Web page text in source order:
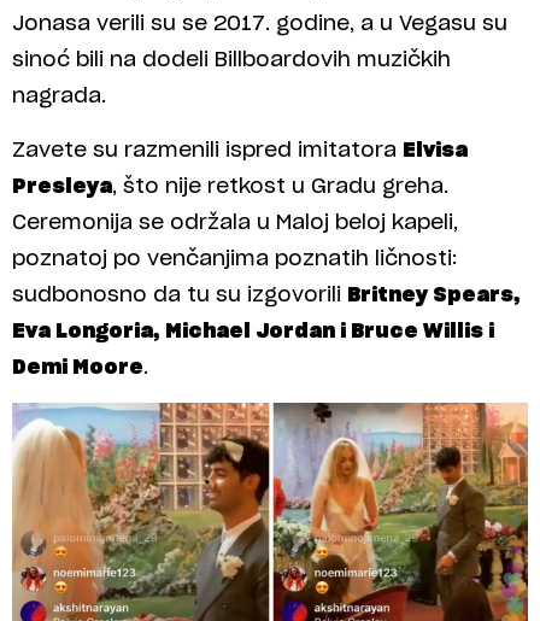
Jonasa verili su se 2017. godine, a u Vegasu su
sinoć bili na dodeli Billboardovih muzičkih
nagrada.
Zavete su razmenili ispred imitatora
Elvisa
Presleya, što nije retkost u Gradu greha.
Ceremonija se održala u Maloj beloj kapeli,
poznatoj po venčanjima poznatih ličnosti:
sudbonosno da tu su izgovorili
Britney Spears,
Eva Longoria, Michael Jordan i Bruce Willis i
Demi Moore.